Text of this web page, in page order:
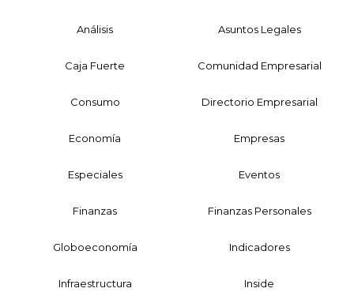
Análisis Asuntos Legales
Caja Fuerte Comunidad Empresarial
Consumo Directorio Empresarial
Economía Empresas
Especiales Eventos
Finanzas Finanzas Personales
Globoeconomía Indicadores
Infraestructura Inside